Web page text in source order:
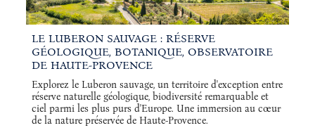
LE LUBERON SAUVAGE : RÉSERVE
GÉOLOGIQUE, BOTANIQUE, OBSERVATOIRE
DE HAUTE-PROVENCE
Explorez le Luberon sauvage, un territoire d'exception entre
réserve naturelle géologique, biodiversité remarquable et
ciel parmi les plus purs d'Europe. Une immersion au cœur
de la nature préservée de Haute-Provence.